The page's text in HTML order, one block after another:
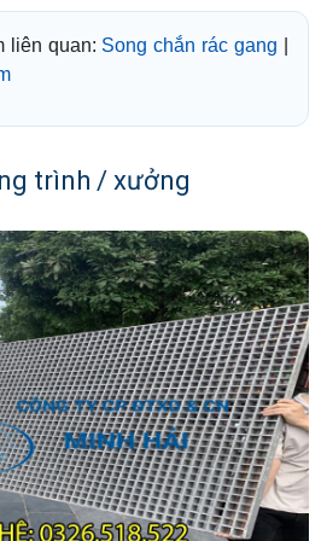
liên quan: Song chắn rác gang
trình / xưởng